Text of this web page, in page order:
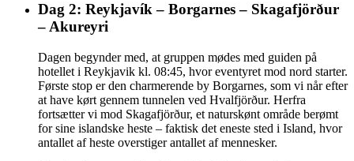
Dag 2: Reykjavík – Borgarnes – Skagafjörður
– Akureyri
Dagen begynder med, at gruppen mødes med guiden på
hotellet i Reykjavik kl. 08:45, hvor eventyret mod nord starter.
Første stop er den charmerende by Borgarnes, som vi når efter
at have kørt gennem tunnelen ved Hvalfjörður. Herfra
fortsætter vi mod Skagafjörður, et naturskønt område berømt
for sine islandske heste – faktisk det eneste sted i Island, hvor
antallet af heste overstiger antallet af mennesker.